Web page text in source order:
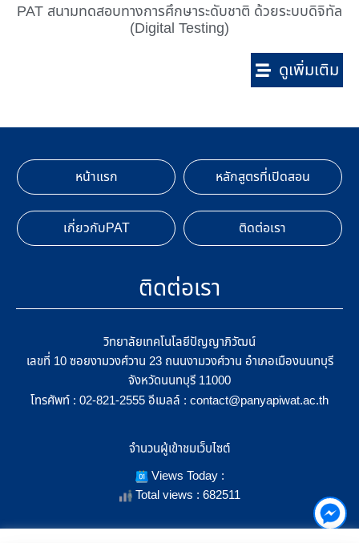
PAT สนามทดสอบทางการศึกษาระดับชาติ ด้วยระบบดิจิทัล
(Digital Testing)
ดูเพิ่มเติม
หน้าแรก หลักสูตรที่เปิดสอน
เกี่ยวกับPAT ติดต่อเรา
ติดต่อเรา
วิทยาลัยเทคโนโลยีปัญญาภิวัฒน์
เลขที่ 10 ซอยงามวงศ์วาน 23 ถนนงามวงศ์วาน อำเภอเมืองนนทบุรี
จังหวัดนนทบุรี 11000
โทรศัพท์ : 02-821-2555 อีเมลล์ : contact@panyapiwat.ac.th
จำนวนผู้เข้าชมเว็บไซต์
Views Today :
Total views : 682511